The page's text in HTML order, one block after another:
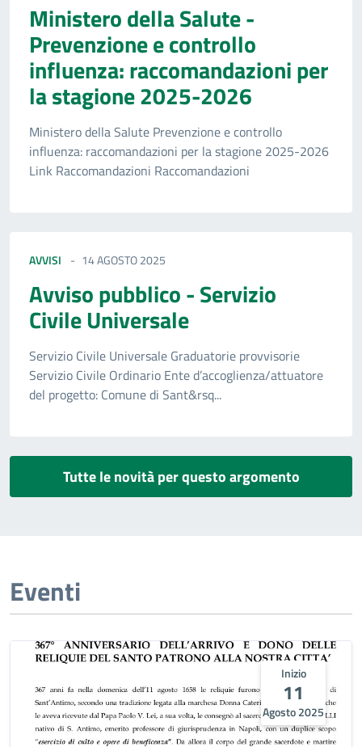
Ministero della Salute -
Prevenzione e controllo
influenza: raccomandazioni per
la stagione 2025-2026
Ministero della Salute Prevenzione e controllo
influenza: raccomandazioni per la stagione 2025-2026
Link Raccomandazioni Raccomandazioni
AVVISI 14 AGOSTO 2025
Avviso pubblico - Servizio
Civile Universale
Servizio Civile Universale Graduatorie provvisorie
Servizio Civile Ordinario Ente d’accoglienza/attuatore
del progetto: Comune di Sant&rsq...
Tutte le novità per questo argomento
Eventi
Inizio
11
Agosto 2025